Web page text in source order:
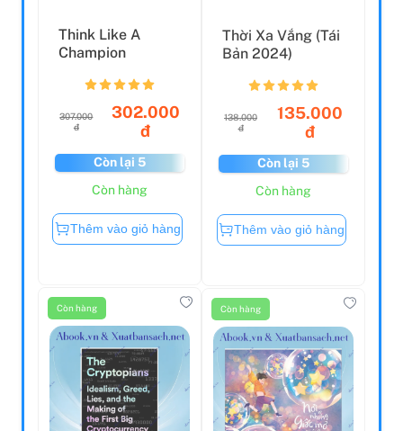
Think Like A
Champion
307.000
đ
302.000
đ
Còn lại 5
Còn hàng
Thêm vào giỏ hàng
Thời Xa Vắng (Tái
Bản 2024)
138.000
đ
135.000
đ
Còn lại 5
Còn hàng
Thêm vào giỏ hàng
Còn hàng Còn hàng